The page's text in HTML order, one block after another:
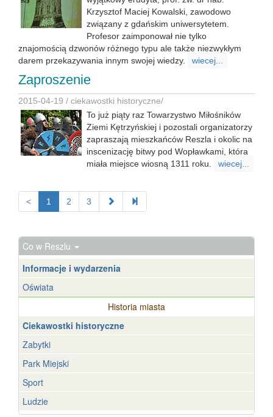
Krzysztof Maciej Kowalski, zawodowo
związany z gdańskim uniwersytetem.
Profesor zaimponował nie tylko
znajomością dzwonów różnego typu ale także niezwykłym
darem przekazywania innym swojej wiedzy.
wiecej...
Zaproszenie
2015-04-19 / ciekawostki historyczne/
To już piąty raz Towarzystwo Miłośników
Ziemi Kętrzyńskiej i pozostali organizatorzy
zapraszają mieszkańców Reszla i okolic na
inscenizację bitwy pod Wopławkami, która
miała miejsce wiosną 1311 roku.
wiecej...
< 1 2 3
Co w Reszlu
Informacje i wydarzenia
Oświata
Historia miasta
Ciekawostki historyczne
Zabytki
Park Miejski
Sport
Ludzie